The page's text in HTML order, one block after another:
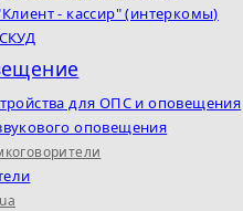
- кассир" (интеркомы)
для ОПС и оповещения
оповещения